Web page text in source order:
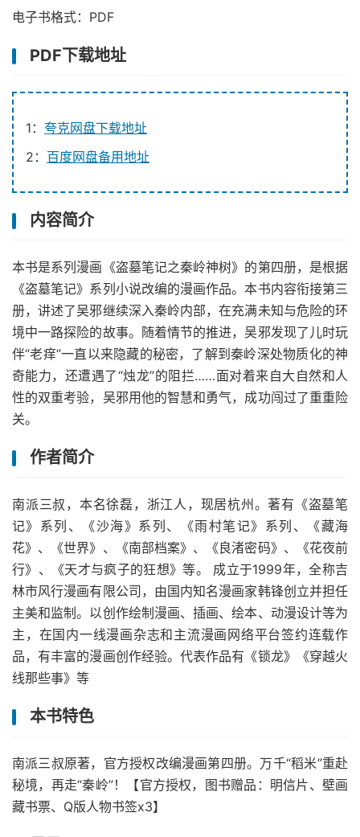
电子书格式：PDF
PDF下载地址
1： 夸克网盘下载地址
2： 百度网盘备用地址
内容简介
本书是系列漫画《盗墓笔记之秦岭神树》的第四册，是根据
《盗墓笔记》系列小说改编的漫画作品。本书内容衔接第三
册，讲述了吴邪继续深入秦岭内部，在充满未知与危险的环
境中一路探险的故事。随着情节的推进，吴邪发现了儿时玩
伴“老痒”一直以来隐藏的秘密，了解到秦岭深处物质化的神
奇能力，还遭遇了“烛龙”的阻拦……面对着来自大自然和人
性的双重考验，吴邪用他的智慧和勇气，成功闯过了重重险
关。
作者简介
南派三叔，本名徐磊，浙江人，现居杭州。著有《盗墓笔
记》系列、《沙海》系列、《雨村笔记》系列、《藏海
花》、《世界》、《南部档案》、《良渚密码》、《花夜前
行》、《天才与疯子的狂想》等。 成立于1999年，全称吉
林市风行漫画有限公司，由国内知名漫画家韩锋创立并担任
主美和监制。以创作绘制漫画、插画、绘本、动漫设计等为
主，在国内一线漫画杂志和主流漫画网络平台签约连载作
品，有丰富的漫画创作经验。代表作品有《锁龙》《穿越火
线那些事》等
本书特色
南派三叔原著，官方授权改编漫画第四册。万千“稻米”重赴
秘境，再走“秦岭”！【官方授权，图书赠品：明信片、壁画
藏书票、Q版人物书签x3】